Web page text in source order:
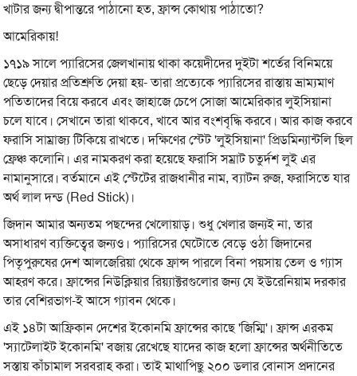
খাটার জন্য দ্বীপান্তরে পাঠানো হত, ফ্রান্স কোথায় পাঠাতো?
আমেরিকায়!
১৭১৯ সালে প্যারিসের জেলখানায় থাকা কয়েদীদের দুইটা শর্তের বিনিময়ে
ছেড়ে দেয়ার প্রতিশ্রুতি দেয়া হয়- তারা প্রত্যেকে প্যারিসের রাস্তায় ভ্রাম্যমাণ
পতিতাদের বিয়ে করবে এবং জাহাজে চেপে সোজা আমেরিকার লুইসিয়ানা
চলে যাবে। সেখানে তারা থাকবে, খাবে আর বংশবৃদ্ধি করবে। আর কাজ করবে
ফরাসি সাম্রাজ্য টিকিয়ে রাখতে। দক্ষিণের স্টেট 'লুইসিয়ানা' প্রিডমিন্যান্টলি ছিল
ফ্রেঞ্চ কলোনি। এর নামকরণ করা হয়েছে ফরাসি সম্রাট চতুর্দশ লুই এর
নামানুসারে। বর্তমানে এই স্টেটের রাজধানীর নাম, ব্যাটন রুজ, ফরাসিতে যার
অর্থ লাল দন্ড (Red Stick)।
জিদান আমার অন্যতম পছন্দের খেলোয়াড়। শুধু খেলার জন্যই না, তার
অসাধারণ ব্যক্তিত্বের জন্যও। প্যারিসের ঘেটোতে বেড়ে ওঠা জিদানের
পিতৃপুরুষের দেশ আলজেরিয়া থেকে ফ্রান্স পারলে বিনা পয়সায় তেল ও গ্যাস
আহরণ করে। ফ্রান্সের নিউক্লিয়ার রিয়্যাক্টরগুলোর জন্য যে ইউরেনিয়াম দরকার
তার বেশিরভাগ-ই আসে গ্যাবন থেকে।
এই ১৪টা আফ্রিকান দেশের ইকোনমি ফ্রান্সের কাছে 'জিম্মি'। ফ্রান্স এরকম
'স্যাটেলাইট ইকোনমি' বজায় রেখেছে যাদের কাজ হলো ফ্রান্সের অর্থনীতিতে
সস্তায় কাঁচামাল সরবরাহ করা। তাই মাথাপিছু ২০০ ডলার বোনাস প্রদানের